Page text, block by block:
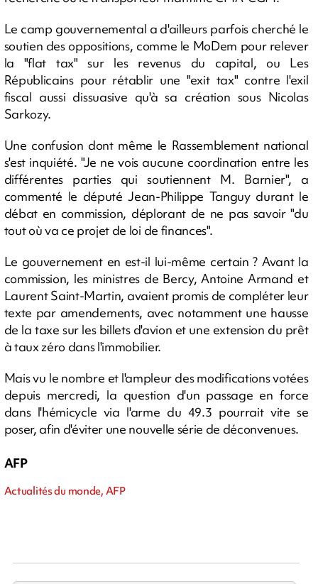
Le camp gouvernemental a d'ailleurs parfois cherché le
soutien des oppositions, comme le MoDem pour relever
la "flat tax" sur les revenus du capital, ou Les
Républicains pour rétablir une "exit tax" contre l'exil
fiscal aussi dissuasive qu'à sa création sous Nicolas
Sarkozy.
Une confusion dont même le Rassemblement national
s'est inquiété. "Je ne vois aucune coordination entre les
différentes parties qui soutiennent M. Barnier", a
commenté le député Jean-Philippe Tanguy durant le
débat en commission, déplorant de ne pas savoir "du
tout où va ce projet de loi de finances".
Le gouvernement en est-il lui-même certain ? Avant la
commission, les ministres de Bercy, Antoine Armand et
Laurent Saint-Martin, avaient promis de compléter leur
texte par amendements, avec notamment une hausse
de la taxe sur les billets d'avion et une extension du prêt
à taux zéro dans l'immobilier.
Mais vu le nombre et l'ampleur des modifications votées
depuis mercredi, la question d'un passage en force
dans l'hémicycle via l'arme du 49.3 pourrait vite se
poser, afin d'éviter une nouvelle série de déconvenues.
AFP
Actualités du monde, AFP